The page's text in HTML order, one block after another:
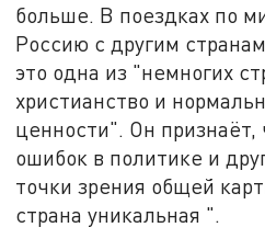
больше. В поездках по
Россию с другим
это одна из "немногих
христианство и
ценности". Он признаёт,
ошибок в политике и
точки зрения общей
страна уникальная ".